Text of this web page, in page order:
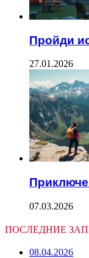
Пройди
27.01.2026
07.03.2026
ПОСЛЕДНИЕ
08.04.2026